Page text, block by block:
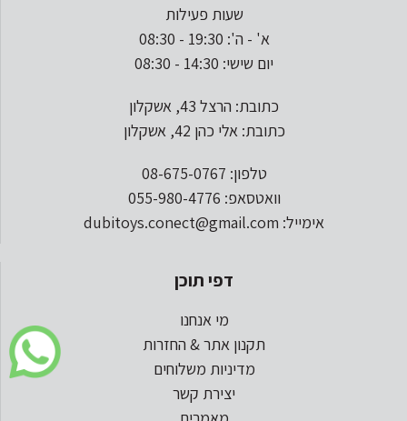
שעות פעילות
א' - ה': 19:30 - 08:30
יום שישי: 14:30 - 08:30
כתובת: הרצל 43, אשקלון
כתובת: אלי כהן 42, אשקלון
טלפון: 08-675-0767
וואטסאפ: 055-980-4776
אימייל: dubitoys.conect@gmail.com
דפי תוכן
מי אנחנו
תקנון אתר & החזרות
מדיניות משלוחים
יצירת קשר